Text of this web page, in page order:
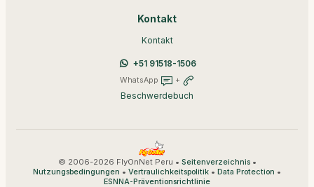
Kontakt
Kontakt
+51 91518-1506
WhatsApp +
Beschwerdebuch
© 2006-2026 FlyOnNet Peru • Seitenverzeichnis•
Nutzungsbedingungen • Vertraulichkeitspolitik • Data Protection •
ESNNA-Präventionsrichtlinie